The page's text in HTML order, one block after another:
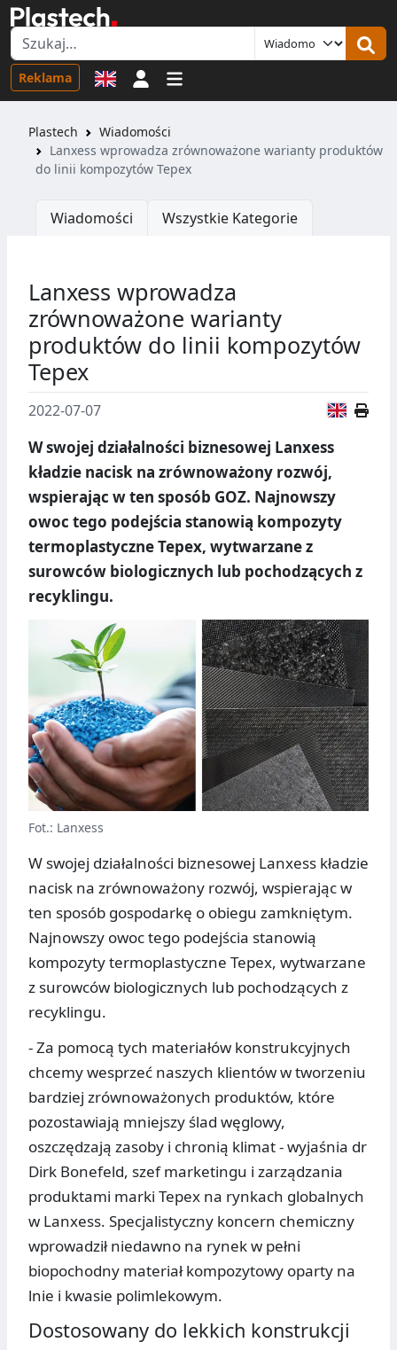
Reklama Logowanie
Plastech
Wiadomości
Lanxess wprowadza zrównoważone warianty produktów
do linii kompozytów Tepex
Wiadomości Wszystkie Kategorie
Lanxess wprowadza
zrównoważone warianty
produktów do linii kompozytów
Tepex
2022-07-07
W swojej działalności biznesowej Lanxess
kładzie nacisk na zrównoważony rozwój,
wspierając w ten sposób GOZ. Najnowszy
owoc tego podejścia stanowią kompozyty
termoplastyczne Tepex, wytwarzane z
surowców biologicznych lub pochodzących z
recyklingu.
Fot.: Lanxess
W swojej działalności biznesowej Lanxess kładzie
nacisk na zrównoważony rozwój, wspierając w
ten sposób gospodarkę o obiegu zamkniętym.
Najnowszy owoc tego podejścia stanowią
kompozyty termoplastyczne Tepex, wytwarzane
z surowców biologicznych lub pochodzących z
recyklingu.
- Za pomocą tych materiałów konstrukcyjnych
chcemy wesprzeć naszych klientów w tworzeniu
bardziej zrównoważonych produktów, które
pozostawiają mniejszy ślad węglowy,
oszczędzają zasoby i chronią klimat - wyjaśnia dr
Dirk Bonefeld, szef marketingu i zarządzania
produktami marki Tepex na rynkach globalnych
w Lanxess. Specjalistyczny koncern chemiczny
wprowadził niedawno na rynek w pełni
biopochodny materiał kompozytowy oparty na
lnie i kwasie polimlekowym.
Dostosowany do lekkich konstrukcji